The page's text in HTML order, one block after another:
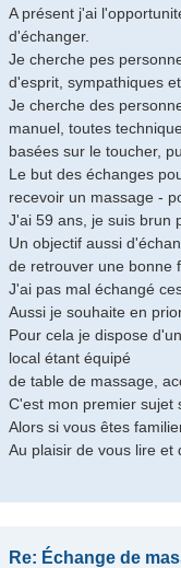
A présent j'ai
d'échanger.
Je cherche pes
d'esprit, sympathiques
Je cherche des
manuel, toutes
basées sur le toucher,
Le but des échanges
recevoir un massage -
J'ai 59 ans, je suis brun
Un objectif aussi
de retrouver une bonne
J'ai pas mal échangé
Aussi je souhaite en
Pour cela je dispose
local étant équipé
de table de massage,
C'est mon premier sujet
Alors si vous êtes
Au plaisir de vous lire et
Re: Échange de